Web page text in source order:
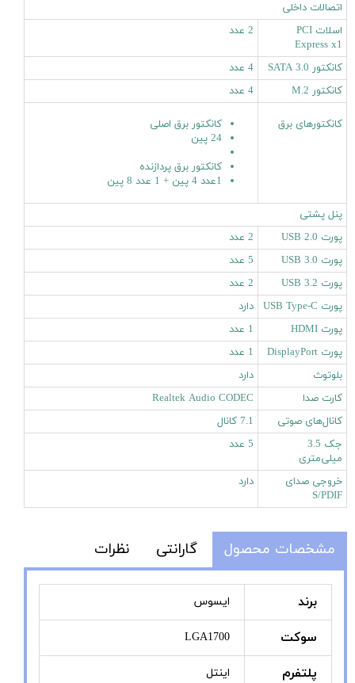
اتصالات داخلی
اسلات PCI
Express x1
2 عدد
کانکتور SATA 3.0
4 عدد
کانکتور M.2
4 عدد
کانکتورهای برق
کانکتور برق اصلی
24 پین
کانکتور برق پردازنده
1عدد 4 پین + 1 عدد 8 پین
پنل پشتی
پورت USB 2.0
2 عدد
پورت USB 3.0
5 عدد
پورت USB 3.2
2 عدد
پورت USB Type-C
دارد
پورت HDMI
1 عدد
پورت DisplayPort
1 عدد
بلوتوث
دارد
کارت صدا
Realtek Audio CODEC
کانال‌های صوتی
7.1 کانال
جک 3.5
میلی‌متری
5 عدد
خروجی صدای
S/PDIF
دارد
مشخصات محصول گارانتی نظرات
برند ایسوس
سوکت LGA1700
پلتفرم اینتل